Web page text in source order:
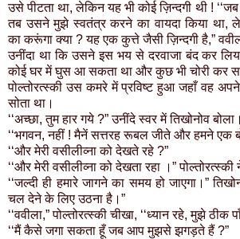
उसे पीटता था, लेकिन यह भी कोई ज़िन्दगी थी !
तब उसने मुझे स्वतंत्र करने का वायदा किया था,
का करूंगा क्या ? यह एक कुत्ते जैसी ज़िन्दगी है,”
उनींदा था कि उसने इस भय से दरवाजा बंद कर
कोई घर में घुस आ सकता था और कुछ भी चोरी कर
पोल्तोरत्स्की उस कमरे में प्रविष्ट हुआ जहाँ वह
सोता था।
‘‘अच्छा, तुम हार गये ?” उनींदे स्वर में तिखोनोव बोला।
‘‘भगवन, नहीं ! मैनें सत्तरह रूबल जीते और हमने एक
‘‘और मेरी वसीलीव्ना को देखते रहे ?”
‘‘और मेरी वसीलीव्ना को देखता रहा ।” पोल्तोरत्स्की
‘‘जल्दी ही हमारे जागने का समय हो जाएगा।”
चल देने के लिए उठना है।”
‘‘ववीला,” पोल्तोरत्स्की चीखा, ‘‘ध्यान रहे, मुझे ठीक
‘‘मैं कैसे जगा सकता हूँ जब आप मुझसे झगड़ते हैं ?”